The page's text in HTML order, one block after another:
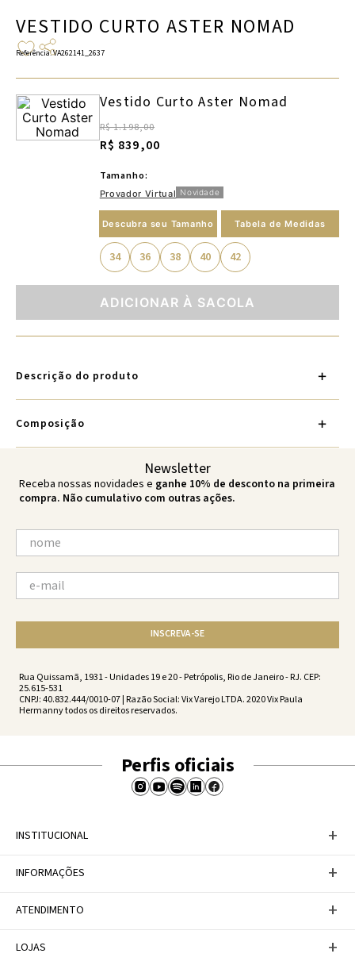
VESTIDO CURTO ASTER NOMAD
Referência:VA262141_2637
Vestido Curto Aster Nomad
R$ 1.198,00
R$ 839,00
Tamanho:
Provador Virtual Novidade
Descubra seu Tamanho Tabela de Medidas
34 36 38 40 42
ADICIONAR À SACOLA
Descrição do produto
Composição
Newsletter
Receba nossas novidades e ganhe 10% de desconto na primeira
compra. Não cumulativo com outras ações.
INSCREVA-SE
Rua Quissamã, 1931 - Unidades 19 e 20 - Petrópolis, Rio de Janeiro - RJ. CEP:
25.615-531
CNPJ: 40.832.444/0010-07 | Razão Social: Vix Varejo LTDA. 2020 Vix Paula
Hermanny todos os direitos reservados.
Perfis oficiais
INSTITUCIONAL +
A Marca
Trabalhe conosco
INFORMAÇÕES +
Política de Privacidade
Tabela de Medidas
ATENDIMENTO +
Personal Shopper
LOJAS +